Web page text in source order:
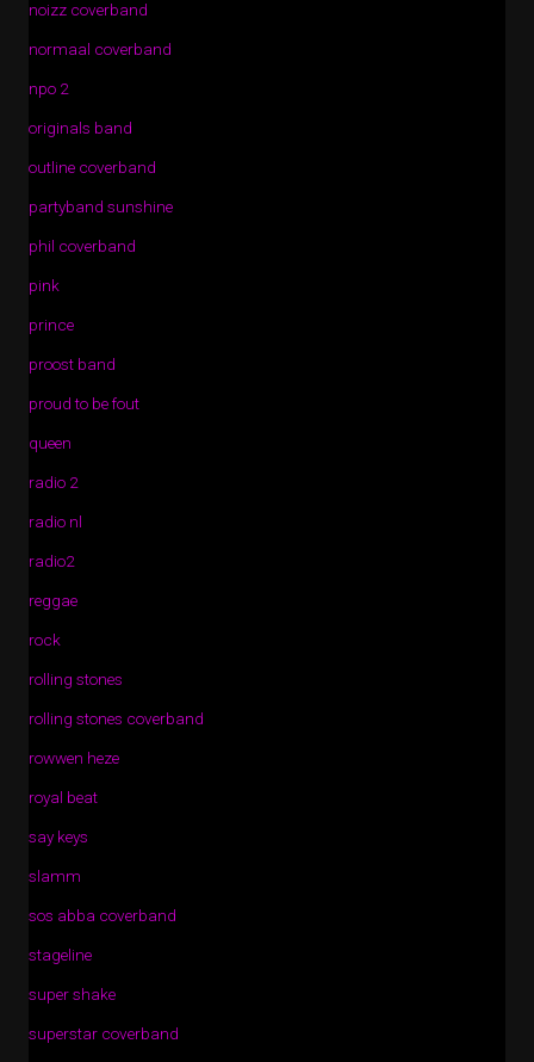
noizz coverband
normaal coverband
npo 2
originals band
outline coverband
partyband sunshine
phil coverband
pink
prince
proost band
proud to be fout
queen
radio 2
radio nl
radio2
reggae
rock
rolling stones
rolling stones coverband
rowwen heze
royal beat
say keys
slamm
sos abba coverband
stageline
super shake
superstar coverband